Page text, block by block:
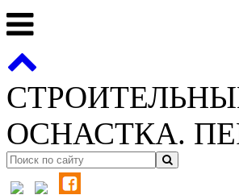
ОСНАСТКА.